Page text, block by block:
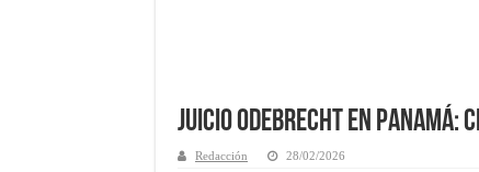
Juicio Odebrecht en Panamá:
Redacción 28/02/2026